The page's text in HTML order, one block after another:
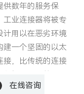
供数年的服务保
工业连接器将被专
计用以在恶劣环境
建一个坚固的以太
接，比传统的连接
御力。
在线咨询